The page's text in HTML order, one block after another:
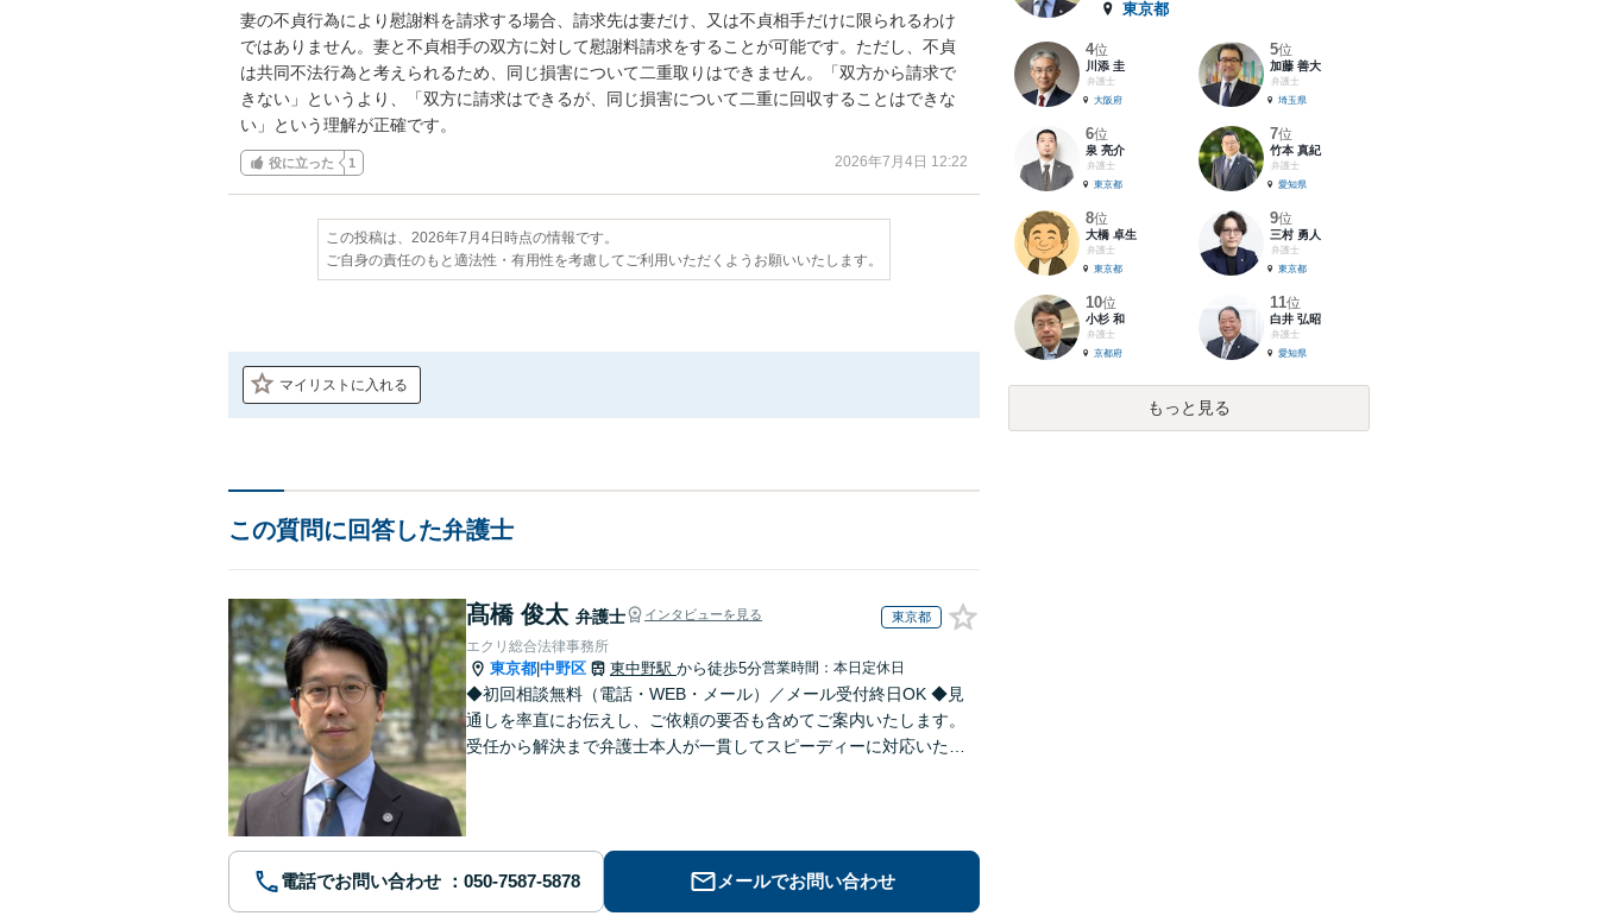
妻の不貞行為により慰謝料を請求する場合、請求先は妻だけ、又は不貞相手だけに限られるわけ
ではありません。妻と不貞相手の双方に対して慰謝料請求をすることが可能です。ただし、不貞
は共同不法行為と考えられるため、同じ損害について二重取りはできません。「双方から請求で
きない」というより、「双方に請求はできるが、同じ損害について二重に回収することはできな
い」という理解が正確です。
役に立った 1 2026年7月4日 12:22
この投稿は、2026年7月4日時点の情報です。
ご自身の責任のもと適法性・有用性を考慮してご利用いただくようお願いいたします。
マイリストに入れる
この質問に回答した弁護士
髙橋 俊太 弁護士 インタビューを見る 東京都
エクリ総合法律事務所
東京都 中野区 東中野駅 から徒歩5分営業時間：本日定休日
◆初回相談無料（電話・WEB・メール）／メール受付終日OK ◆見
通しを率直にお伝えし、ご依頼の要否も含めてご案内いたします。
受任から解決まで弁護士本人が一貫してスピーディーに対応いたし
電話でお問い合わせ メールでお問い合わせ
東京都
4位
川添 圭
弁護士
大阪府
5位
加藤 善大
弁護士
埼玉県
6位
泉 亮介
弁護士
東京都
7位
竹本 真紀
弁護士
愛知県
8位
大橋 卓生
弁護士
東京都
9位
三村 勇人
弁護士
東京都
10位
小杉 和
弁護士
京都府
11位
白井 弘昭
弁護士
愛知県
もっと見る